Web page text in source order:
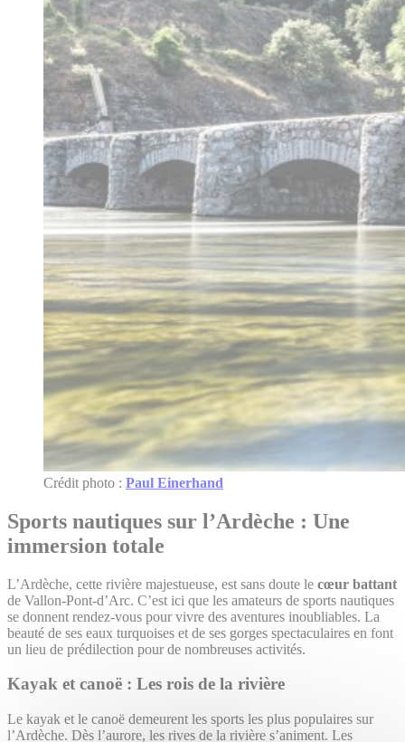
Crédit photo : Paul Einerhand
Sports nautiques sur l’Ardèche : Une
immersion totale
L’Ardèche, cette rivière majestueuse, est sans doute le cœur battant
de Vallon-Pont-d’Arc. C’est ici que les amateurs de sports nautiques
se donnent rendez-vous pour vivre des aventures inoubliables. La
beauté de ses eaux turquoises et de ses gorges spectaculaires en font
un lieu de prédilection pour de nombreuses activités.
Kayak et canoë : Les rois de la rivière
Le kayak et le canoë demeurent les sports les plus populaires sur
l’Ardèche. Dès l’aurore, les rives de la rivière s’animent. Les